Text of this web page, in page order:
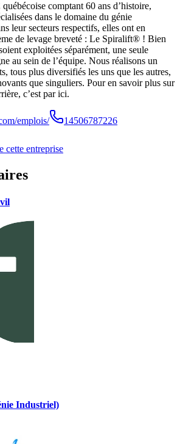
comptant 60 ans d’histoire,
dans le domaine du génie
leur secteurs respectifs, elles ont en
de levage breveté : Le Spiralift® ! Bien
exploitées séparément, une seule
au sein de l’équipe. Nous réalisons un
tous plus diversifiés les uns que les autres,
que singuliers. Pour en savoir plus sur
c’est par ici.
emplois/ 14506787226
cette entreprise
Industriel)